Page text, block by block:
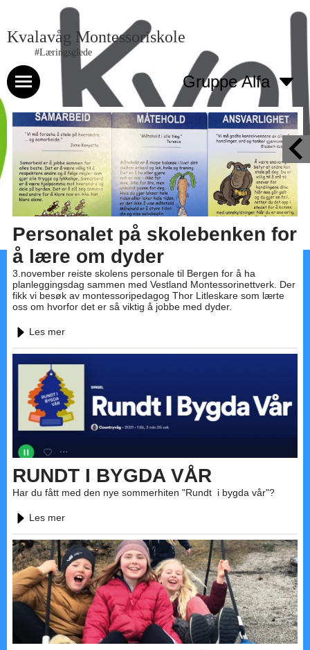
Kvalavåg Montessoriskole
#Læringsglede
Gruppe Alfa
Personalet på skolebenken for
å lære om dyder
3.november reiste skolens personale til Bergen for å ha
planleggingsdag sammen med Vestland Montessorinettverk. Der
fikk vi besøk av montessoripedagog Thor Litleskare som lærte
oss om hvorfor det er så viktig å jobbe med dyder.
Les mer
RUNDT I BYGDA VÅR
Har du fått med den nye sommerhiten "Rundt i bygda vår"?
Les mer